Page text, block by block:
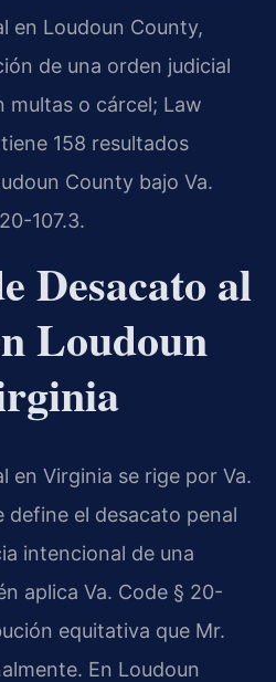
en Loudoun County,
de una orden judicial
multas o cárcel; Law
158 resultados
County bajo Va.
107.3.
Desacato al
Loudoun
en Virginia se rige por Va.
define el desacato penal
intencional de una
aplica Va. Code § 20-
equitativa que Mr.
En Loudoun